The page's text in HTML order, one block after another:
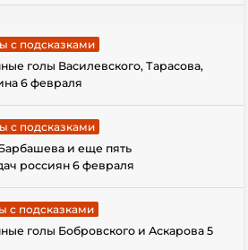
с подсказками
голы Василевского, Тарасова,
6 февраля
с подсказками
и еще пять
россиян 6 февраля
с подсказками
голы Бобровского и Аскарова 5